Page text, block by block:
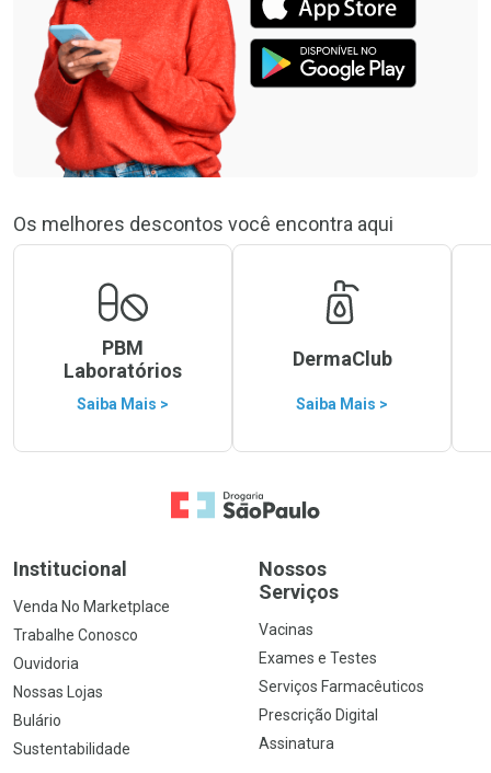
Os melhores descontos você encontra aqui
PBM
Laboratórios
Saiba Mais >
DermaClub
Saiba Mais >
Ir para a Home
Institucional
Venda No Marketplace
Trabalhe Conosco
Ouvidoria
Nossas Lojas
Bulário
Sustentabilidade
Nossos
Serviços
Vacinas
Exames e Testes
Serviços Farmacêuticos
Prescrição Digital
Assinatura